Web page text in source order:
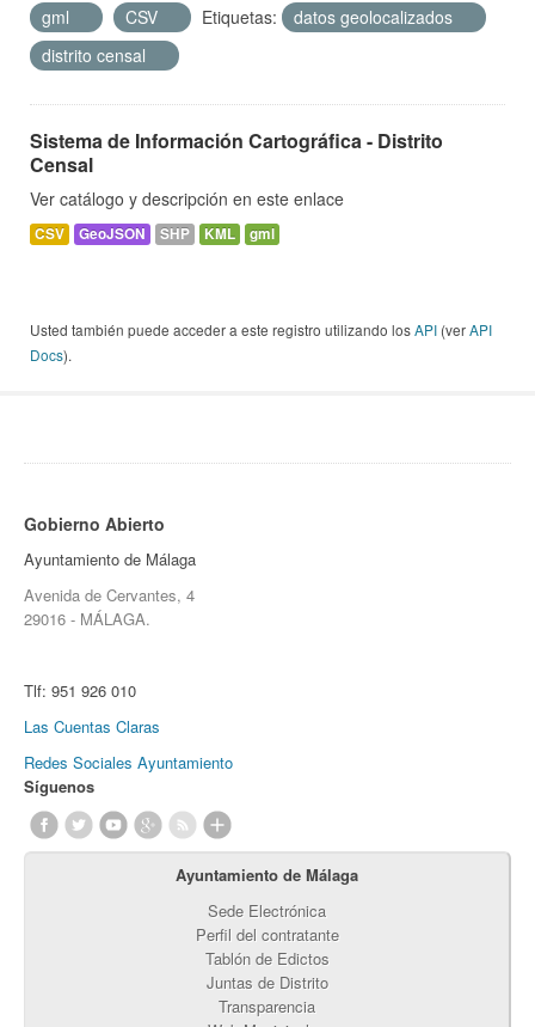
gml
CSV Etiquetas:
datos geolocalizados
distrito censal
Sistema de Información Cartográfica - Distrito
Censal
Ver catálogo y descripción en este enlace
CSV GeoJSON SHP KML gml
Usted también puede acceder a este registro utilizando losAPI (verAPI
Docs).
Gobierno Abierto
Ayuntamiento de Málaga
Avenida de Cervantes, 4
29016 - MÁLAGA.
Tlf: 951 926 010
Las Cuentas Claras
Redes Sociales Ayuntamiento
Síguenos
Ayuntamiento de Málaga
Sede Electrónica
Perfil del contratante
Tablón de Edictos
Juntas de Distrito
Transparencia